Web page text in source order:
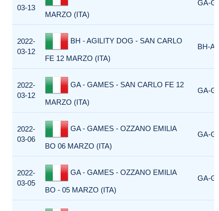
03-13
MARZO (ITA)
GA-
2022-
03-12
BH - AGILITY DOG - SAN CARLO
FE 12 MARZO (ITA)
BH-
2022-
03-12
GA - GAMES - SAN CARLO FE 12
MARZO (ITA)
GA-
2022-
03-06
GA - GAMES - OZZANO EMILIA
BO 06 MARZO (ITA)
GA-
2022-
03-05
GA - GAMES - OZZANO EMILIA
BO - 05 MARZO (ITA)
GA-